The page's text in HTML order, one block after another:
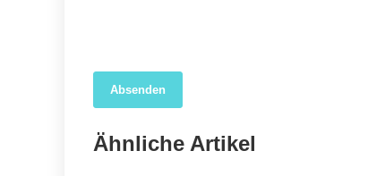
Absenden
Ähnliche Artikel
Forscher nutzen KI, um das wahre Ausmaß der